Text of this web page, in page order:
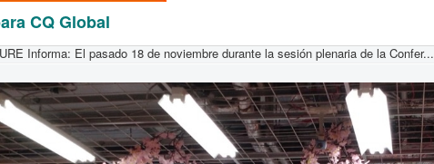
CQ Global
Informa: El pasado 18 de noviembre durante la sesión plenaria de la Confer...